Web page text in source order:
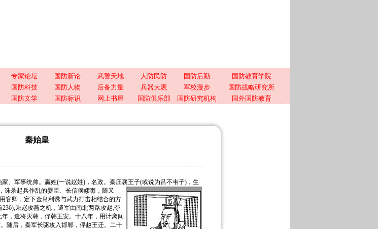
专家论坛 国防新论 武警天地 人防民防 国防后勤
国防教育学院
国防科技 国防人物 后备力量 兵器大观 军校漫步
国防战略研究所
国防文学 国防标识 网上书屋 国防俱乐部 国防研究机构 国外国防教育
秦始皇
军事统帅。嬴姓(一说赵姓)，名政。秦庄襄王子(或说为吕不韦子)，生
诛杀起兵作乱的嬖臣、长信侯嫪毐，随又
客卿，定下金帛利诱与武力打击相结合的方
乘赵攻燕之机，遣军由南北两路攻赵,夺
，遣将灭韩，俘韩王安。十八年，用计离间
随后，秦军长驱攻入邯郸，俘赵王迁。二十